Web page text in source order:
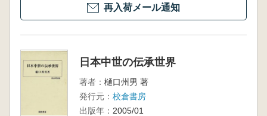
再入荷メール通知
日本中世の伝承世界
著者： 樋口州男 著
発行元： 校倉書房
出版年： 2005/01